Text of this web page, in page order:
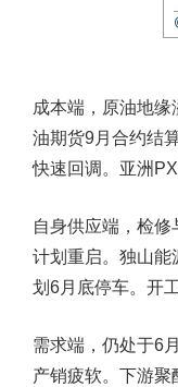
成本端，原油地
油期货9月合约结
快速回调。亚洲
自身供应端，检
计划重启。独山能
划6月底停车。开
需求端，仍处于6
产销疲软。下游